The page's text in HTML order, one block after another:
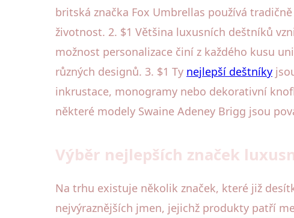
britská značka Fox Umbrellas používá
životnost. 2. $1 Většina luxusních deštníků
možnost personalizace činí z každého kusu
různých designů. 3. $1 Ty nejlepší deštníky
inkrustace, monogramy nebo dekorativní
některé modely Swaine Adeney Brigg jsou
Výběr nejlepších značek
Na trhu existuje několik značek, které již
nejvýraznějších jmen, jejichž produkty patří